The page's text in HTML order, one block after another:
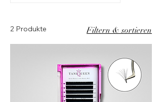
2 Produkte Filtern & sortieren